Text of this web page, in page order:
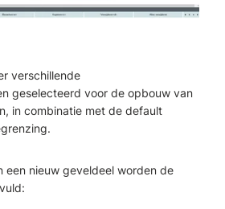
verschillende
geselecteerd voor de opbouw van
in combinatie met de default
een nieuw geveldeel worden de